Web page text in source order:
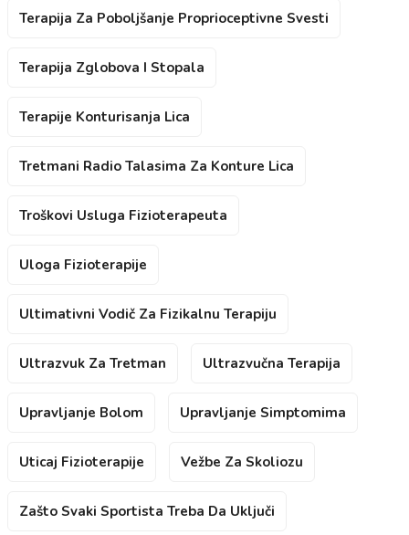
Terapija Za Poboljšanje Proprioceptivne Svesti
Terapija Zglobova I Stopala
Terapije Konturisanja Lica
Tretmani Radio Talasima Za Konture Lica
Troškovi Usluga Fizioterapeuta
Uloga Fizioterapije
Ultimativni Vodič Za Fizikalnu Terapiju
Ultrazvuk Za Tretman Ultrazvučna Terapija
Upravljanje Bolom Upravljanje Simptomima
Uticaj Fizioterapije Vežbe Za Skoliozu
Zašto Svaki Sportista Treba Da Uključi